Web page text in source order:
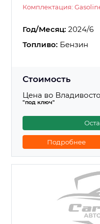
Комплектация:
Год/Месяц: 2024/6
Топливо: Бензин
Стоимость
Цена во
"под ключ"
Подробнее